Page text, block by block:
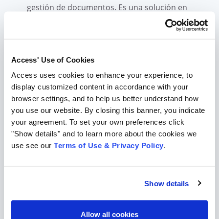
Access' Use of Cookies
Access uses cookies to enhance your experience, to
display customized content in accordance with your
browser settings, and to help us better understand how
you use our website. By closing this banner, you indicate
your agreement. To set your own preferences click
"Show details" and to learn more about the cookies we
use see our Terms of Use & Privacy Policy.
Show details
Allow all cookies
gestión de documentos. Es una solución en
la nube para un acceso rápido, seguro y
compatible a todos sus documentos. Ya sea
documentos en papel, archivos electrónicos
en múltiples formatos digitales o una
combinación, nuestra plataforma de
administración de documentos en la nube
impulsada por IA lo tiene cubierto.
Imagínelo: no más documentos en papel.
Deje de buscar archivos faltantes en
CartaDC le brinda una visibilidad rápida de
todos sus documentos en cualquier parte
del mundo. Ahorre tiempo, ahorre dinero y